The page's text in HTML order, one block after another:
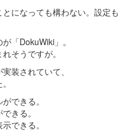
とになっても構わない。設定も
「DokuWiki」。
そうですが。
装されていて、
できる。
きる。
できる。